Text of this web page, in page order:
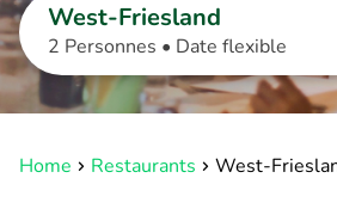
West-Friesland
2 Personnes • Date flexible
Home Restaurants West-